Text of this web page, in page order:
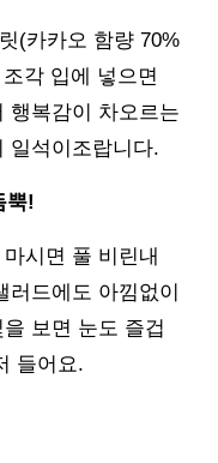
(카카오 함량 70%
각 입에 넣으면
행복감이 차오르는
일석이조랍니다.
뿍!
시면 풀 비린내
드에도 아낌없이
보면 눈도 즐겁
들어요.